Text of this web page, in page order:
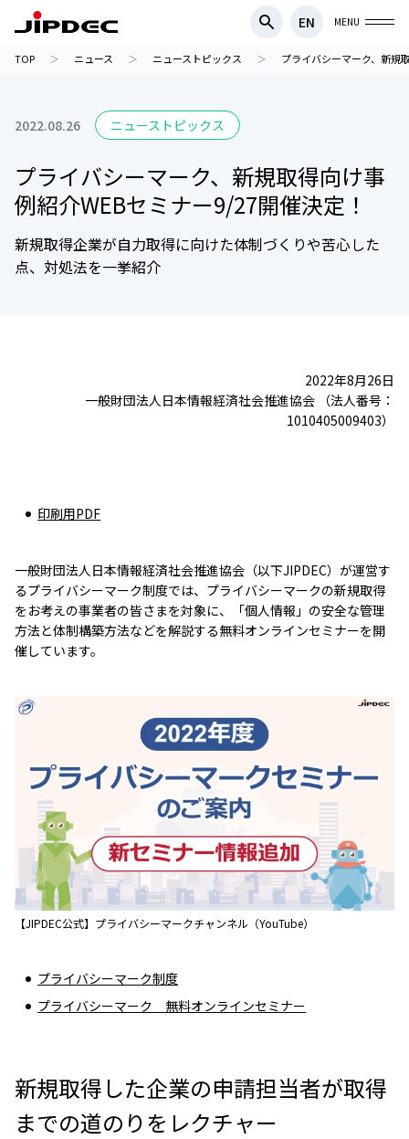
EN MENU
TOP ニュース ニューストピックス プライバシーマーク、新規
2022.08.26 ニューストピックス
プライバシーマーク、新規取得向け事
例紹介WEBセミナー9/27開催決定！
新規取得企業が自力取得に向けた体制づくりや苦心した
点、対処法を一挙紹介
2022年8月26日
一般財団法人日本情報経済社会推進協会 （法人番号：
1010405009403）
印刷用PDF
一般財団法人日本情報経済社会推進協会（以下JIPDEC）が運営す
るプライバシーマーク制度では、プライバシーマークの新規取得
をお考えの事業者の皆さまを対象に、「個人情報」の安全な管理
方法と体制構築方法などを解説する無料オンラインセミナーを開
催しています。
【JIPDEC公式】プライバシーマークチャンネル（YouTube）
プライバシーマーク制度
プライバシーマーク 無料オンラインセミナー
新規取得した企業の申請担当者が取得
までの道のりをレクチャー